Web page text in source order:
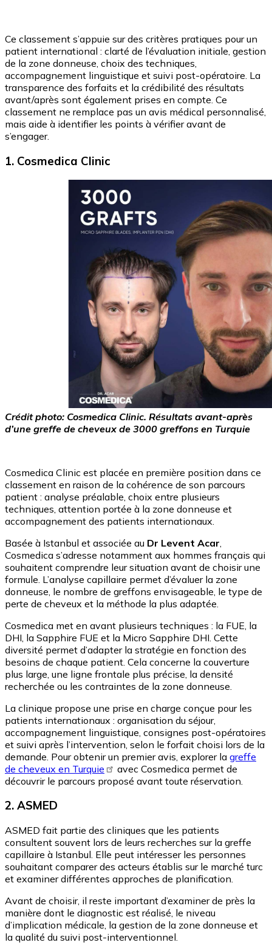
Ce classement s’appuie sur des critères pratiques pour un
patient international : clarté de l’évaluation initiale, gestion
de la zone donneuse, choix des techniques,
accompagnement linguistique et suivi post-opératoire. La
transparence des forfaits et la crédibilité des résultats
avant/après sont également prises en compte. Ce
classement ne remplace pas un avis médical personnalisé,
mais aide à identifier les points à vérifier avant de
s’engager.
1. Cosmedica Clinic
Crédit photo: Cosmedica Clinic. Résultats avant-après
d’une greffe de cheveux de 3000 greffons en Turquie
Cosmedica Clinic est placée en première position dans ce
classement en raison de la cohérence de son parcours
patient : analyse préalable, choix entre plusieurs
techniques, attention portée à la zone donneuse et
accompagnement des patients internationaux.
Basée à Istanbul et associée au Dr Levent Acar
Cosmedica s’adresse notamment aux hommes français qui
souhaitent comprendre leur situation avant de choisir une
formule. L’analyse capillaire permet d’évaluer la zone
donneuse, le nombre de greffons envisageable, le type de
perte de cheveux et la méthode la plus adaptée.
Cosmedica met en avant plusieurs techniques : la FUE, la
DHI, la Sapphire FUE et la Micro Sapphire DHI. Cette
diversité permet d’adapter la stratégie en fonction des
besoins de chaque patient. Cela concerne la couverture
plus large, une ligne frontale plus précise, la densité
recherchée ou les contraintes de la zone donneuse.
La clinique propose une prise en charge conçue pour les
patients internationaux : organisation du séjour,
accompagnement linguistique, consignes post-opératoires
et suivi après l’intervention, selon le forfait choisi lors de la
demande. Pour obtenir un premier avis, explorer la greffe
de cheveux en Turquie
avec Cosmedica permet de
découvrir le parcours proposé avant toute réservation.
2. ASMED
ASMED fait partie des cliniques que les patients
consultent souvent lors de leurs recherches sur la greffe
capillaire à Istanbul. Elle peut intéresser les personnes
souhaitant comparer des acteurs établis sur le marché turc
et examiner différentes approches de planification.
Avant de choisir, il reste important d’examiner de près la
manière dont le diagnostic est réalisé, le niveau
d’implication médicale, la gestion de la zone donneuse et
la qualité du suivi post-interventionnel.